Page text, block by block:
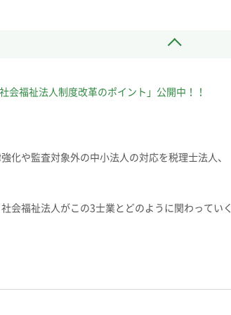
会福祉法人制度改革のポイント」公開中！！
や監査対象外の中小法人の対応を税理士法人、
会福祉法人がこの3士業とどのように関わっていく